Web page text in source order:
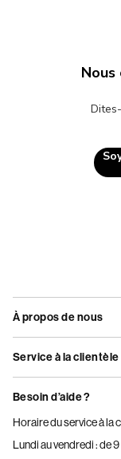
À propos de nous
Service à la clientèle
Besoin d’aide ?
Horaire du service à la
Lundi au vendredi : de 9